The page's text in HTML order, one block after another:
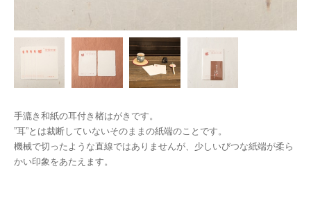
手漉き和紙の耳付き楮はがきです。
”耳”とは裁断していないそのままの紙端のことです。
機械で切ったような直線ではありませんが、少しいびつな紙端が柔ら
かい印象をあたえます。